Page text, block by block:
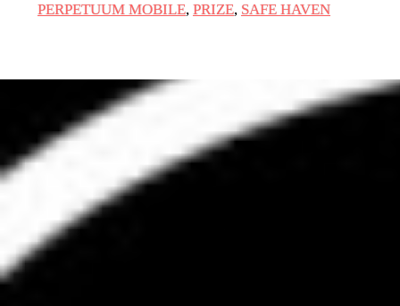
PERPETUUM MOBILE, PRIZE, SAFE HAVEN